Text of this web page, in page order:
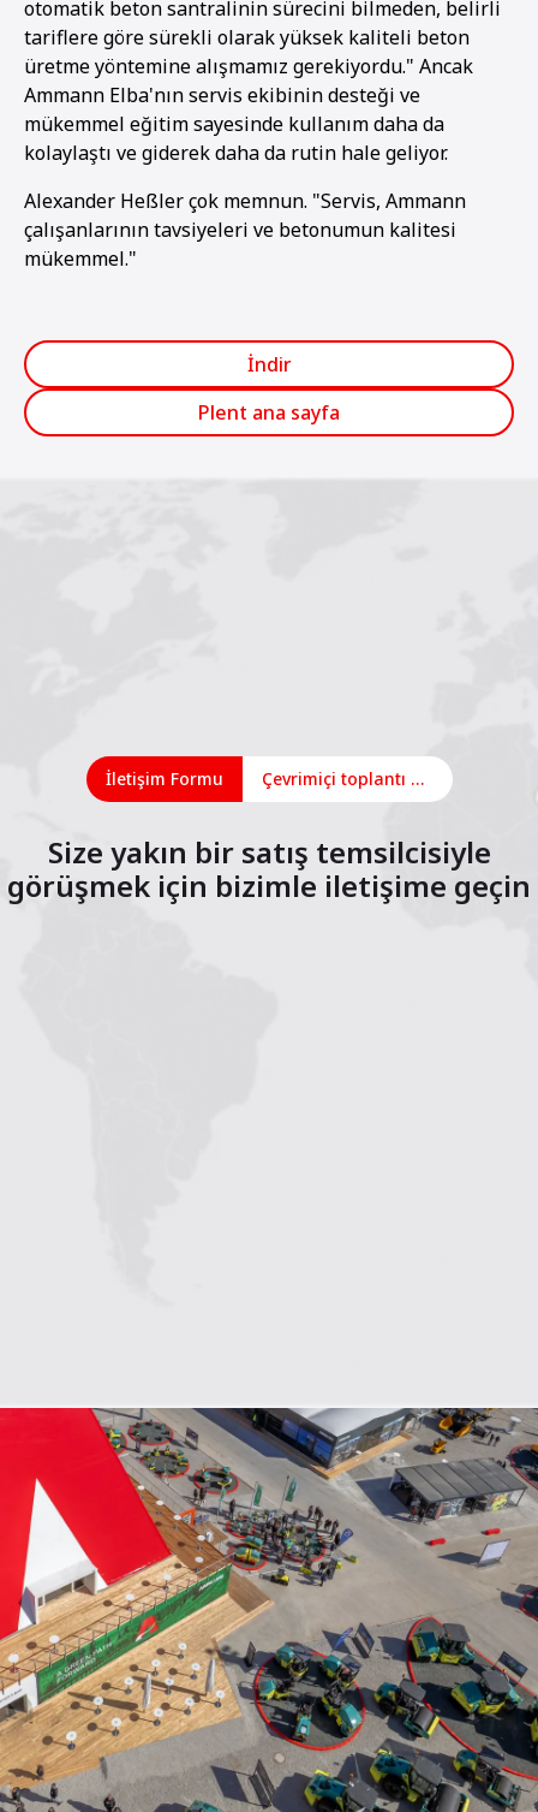
otomatik beton santralinin sürecini bilmeden, belirli
tariflere göre sürekli olarak yüksek kaliteli beton
üretme yöntemine alışmamız gerekiyordu." Ancak
Ammann Elba'nın servis ekibinin desteği ve
mükemmel eğitim sayesinde kullanım daha da
kolaylaştı ve giderek daha da rutin hale geliyor.
Alexander Heßler çok memnun. "Servis, Ammann
çalışanlarının tavsiyeleri ve betonumun kalitesi
mükemmel."
İndir
Plent ana sayfa
İletişim Formu Çevrimiçi toplantı planlayın
Size yakın bir satış temsilcisiyle
görüşmek için bizimle iletişime geçin